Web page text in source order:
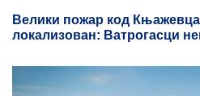
Велики пожар код
локализован: Ватрогасци